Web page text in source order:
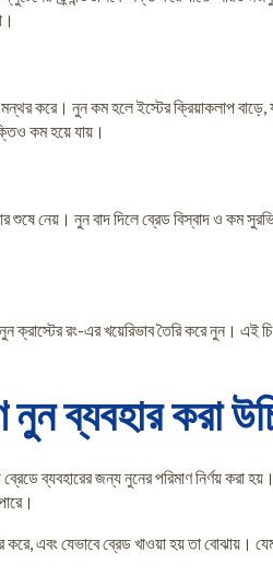
করে। নুন কম হলে ইস্টের ক্রিয়াকলাপ
কম হয়ে যায়।
শুষে নেয়। নুন বাদ দিলে ব্রেড বিস্বাদ ও কম
নুন ক্রাস্টের রং-এর খয়েরিভাব তৈরি করে নুন।
নুন ব্যবহার করা
ব্যবহারের জন্য নুনের পরিমাণ নির্ণয় করা
এবং যেভাবে ব্রেড খাওয়া হয় তা বোঝায়।